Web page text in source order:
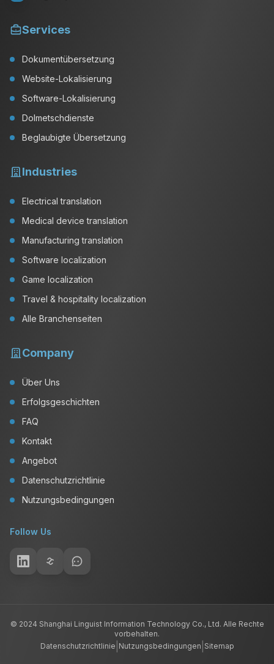
Services
Dokumentübersetzung
Website-Lokalisierung
Software-Lokalisierung
Dolmetschdienste
Beglaubigte Übersetzung
Industries
Electrical translation
Medical device translation
Manufacturing translation
Software localization
Game localization
Travel & hospitality localization
Alle Branchenseiten
Company
Über Uns
Erfolgsgeschichten
FAQ
Kontakt
Angebot
Datenschutzrichtlinie
Nutzungsbedingungen
Follow Us
© 2024 Shanghai Linguist Information Technology Co., Ltd. Alle Rechte
vorbehalten.
Datenschutzrichtlinie Nutzungsbedingungen Sitemap